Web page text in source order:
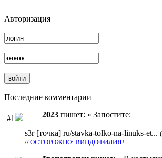
Авторизация
Последние комментарии
#1 2023 пишет: » Запостите:
s3r [точка] ru/stavka-tolko-na-linuks-et...
// ОСТОРОЖНО: ВИНДОФИЛИЯ!